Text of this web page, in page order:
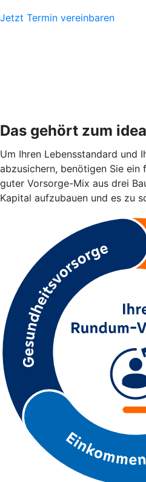
Jetzt Termin vereinbaren
Das gehört zum
Um Ihren Lebensstandard und
abzusichern, benötigen Sie ein
guter Vorsorge-Mix aus drei
Kapital aufzubauen und es zu